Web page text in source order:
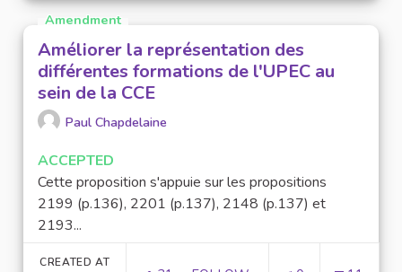
Amendment
Améliorer la représentation des
différentes formations de l'UPEC au
sein de la CCE
Paul Chapdelaine
ACCEPTED
Cette proposition s'appuie sur les propositions
2199 (p.136), 2201 (p.137), 2148 (p.137) et
2193...
CREATED AT